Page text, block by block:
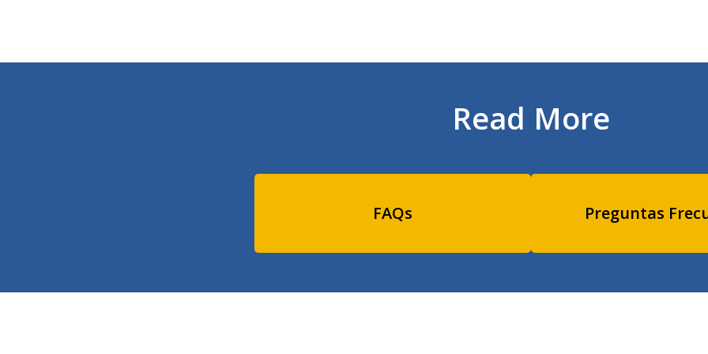
Read More
FAQs Preguntas